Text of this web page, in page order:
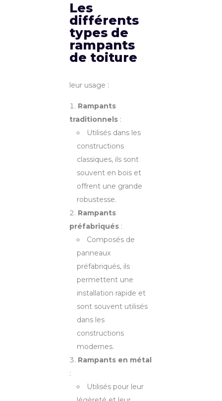
Les
différents
types de
rampants
de toiture
leur usage :
Rampants
traditionnels :
Utilisés dans les
constructions
classiques, ils sont
souvent en bois et
offrent une grande
robustesse.
Rampants
préfabriqués :
Composés de
panneaux
préfabriqués, ils
permettent une
installation rapide et
sont souvent utilisés
dans les
constructions
modernes.
Rampants en métal
:
Utilisés pour leur